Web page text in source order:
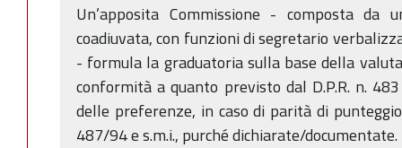
Un’apposita Commissione - composta da
coadiuvata, con funzioni di segretario
- formula la graduatoria sulla base della
conformità a quanto previsto dal D.P.R. n.
delle preferenze, in caso di parità di
487/94 e s.m.i., purché dichiarate/documentate.